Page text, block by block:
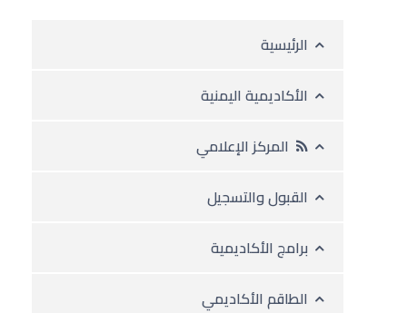
الرئيسية
الأكاديمية اليمنية
المركز الإعلامي
القبول والتسجيل
برامج الأكاديمية
الطاقم الأكاديمي